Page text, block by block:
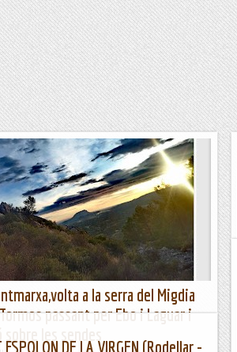
a la serra del Migdia
passant per Ebo i Laguar i
ESPOLON DE LA VIRGEN (Rodellar -